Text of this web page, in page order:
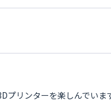
プリンターを楽しんでいま